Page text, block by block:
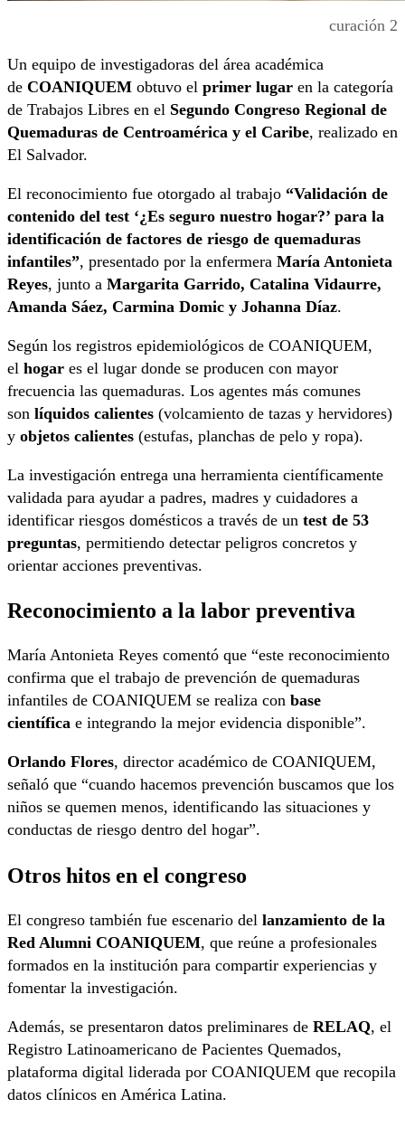
curación 2
Un equipo de investigadoras del área académica
de COANIQUEM obtuvo el primer lugar en la categoría
de Trabajos Libres en el Segundo Congreso Regional de
Quemaduras de Centroamérica y el Caribe, realizado en
El Salvador.
El reconocimiento fue otorgado al trabajo “Validación de
contenido del test ‘¿Es seguro nuestro hogar?’ para la
identificación de factores de riesgo de quemaduras
infantiles”, presentado por la enfermera María Antonieta
Reyes, junto a Margarita Garrido, Catalina Vidaurre,
Amanda Sáez, Carmina Domic y Johanna Díaz.
Según los registros epidemiológicos de COANIQUEM,
el hogar es el lugar donde se producen con mayor
frecuencia las quemaduras. Los agentes más comunes
son líquidos calientes (volcamiento de tazas y hervidores)
y objetos calientes (estufas, planchas de pelo y ropa).
La investigación entrega una herramienta científicamente
validada para ayudar a padres, madres y cuidadores a
identificar riesgos domésticos a través de un test de 53
preguntas, permitiendo detectar peligros concretos y
orientar acciones preventivas.
Reconocimiento a la labor preventiva
María Antonieta Reyes comentó que “este reconocimiento
confirma que el trabajo de prevención de quemaduras
infantiles de COANIQUEM se realiza con base
científica e integrando la mejor evidencia disponible”.
Orlando Flores, director académico de COANIQUEM,
señaló que “cuando hacemos prevención buscamos que los
niños se quemen menos, identificando las situaciones y
conductas de riesgo dentro del hogar”.
Otros hitos en el congreso
El congreso también fue escenario del lanzamiento de la
Red Alumni COANIQUEM, que reúne a profesionales
formados en la institución para compartir experiencias y
fomentar la investigación.
Además, se presentaron datos preliminares de RELAQ, el
Registro Latinoamericano de Pacientes Quemados,
plataforma digital liderada por COANIQUEM que recopila
datos clínicos en América Latina.